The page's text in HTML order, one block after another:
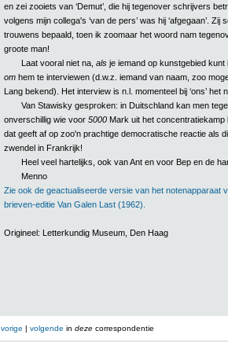
en zei zooiets van ‘Demut’, die hij tegenover schrijvers
volgens mijn collega's ‘van de pers’ was hij ‘afgegaan’. Zij
trouwens bepaald, toen ik zoomaar het woord nam
groote man!
Laat vooral niet na, alsje iemand op kunstgebied kunt
omhem te interviewen (d.w.z. iemand van naam, zoo
Lang bekend). Het interview is n.l. momenteel bij ‘ons’ het
Van Stawisky gesproken: in Duitschland kan men
onverschillig wie voor 5000Mark uit het concentratiekamp
dat geeft af op zoo'n prachtige democratische reactie als
zwendel in Frankrijk!
Heel veel hartelijks, ook van Ant en voor Bep en de
Menno
Zie ook de geactualiseerde versie van het notenapparaat
brieven-editie Van Galen Last (1962).
Origineel: Letterkundig Museum, Den Haag
vorige | volgende in dezecorrespondentie